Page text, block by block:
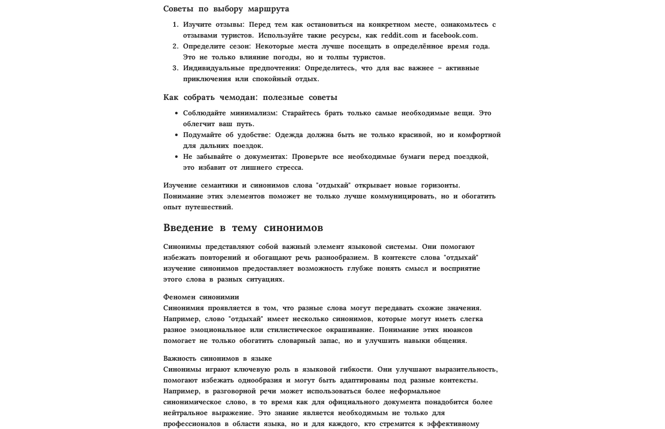
Советы по выбору маршрута
Изучите отзывы: Перед тем как остановиться на конкретном месте, ознакомьтесь с
отзывами туристов. Используйте такие ресурсы, как reddit.com и facebook.com.
Определите сезон: Некоторые места лучше посещать в определённое время года.
Это не только влияние погоды, но и толпы туристов.
Индивидуальные предпочтения: Определитесь, что для вас важнее – активные
приключения или спокойный отдых.
Как собрать чемодан: полезные советы
Соблюдайте минимализм: Старайтесь брать только самые необходимые вещи. Это
облегчит ваш путь.
Подумайте об удобстве: Одежда должна быть не только красивой, но и комфортной
для дальних поездок.
Не забывайте о документах: Проверьте все необходимые бумаги перед поездкой,
это избавит от лишнего стресса.
Изучение семантики и синонимов слова "отдыхай" открывает новые горизонты.
Понимание этих элементов поможет не только лучше коммуницировать, но и обогатить
опыт путешествий.
Введение в тему синонимов
Синонимы представляют собой важный элемент языковой системы. Они помогают
избежать повторений и обогащают речь разнообразием. В контексте слова "отдыхай"
изучение синонимов предоставляет возможность глубже понять смысл и восприятие
этого слова в разных ситуациях.
Феномен синонимии
Синонимия проявляется в том, что разные слова могут передавать схожие значения.
Например, слово "отдыхай" имеет несколько синонимов, которые могут иметь слегка
разное эмоциональное или стилистическое окрашивание. Понимание этих нюансов
помогает не только обогатить словарный запас, но и улучшить навыки общения.
Важность синонимов в языке
Синонимы играют ключевую роль в языковой гибкости. Они улучшают выразительность,
помогают избежать однообразия и могут быть адаптированы под разные контексты.
Например, в разговорной речи может использоваться более неформальное
синонимическое слово, в то время как для официального документа понадобится более
нейтральное выражение. Это знание является необходимым не только для
профессионалов в области языка, но и для каждого, кто стремится к эффективному